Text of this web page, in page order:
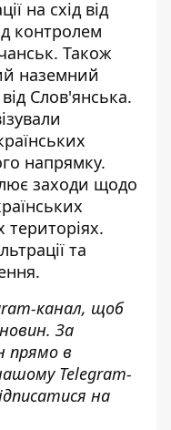
на схід від
контролем
Також
наземний
Слов'янська.
напрямку.
заходи щодо
територіях.
та
канал, щоб
За
прямо в
Telegram-
на